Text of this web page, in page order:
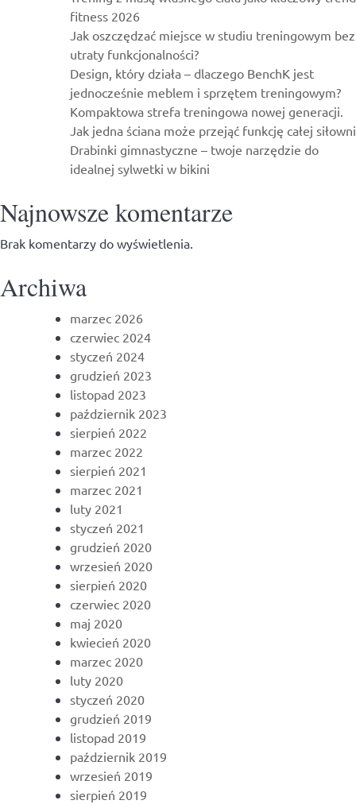
fitness 2026
Jak oszczędzać miejsce w studiu treningowym bez
utraty funkcjonalności?
Design, który działa – dlaczego BenchK jest
jednocześnie meblem i sprzętem treningowym?
Kompaktowa strefa treningowa nowej generacji.
Jak jedna ściana może przejąć funkcję całej siłowni
Drabinki gimnastyczne – twoje narzędzie do
idealnej sylwetki w bikini
Najnowsze komentarze
Brak komentarzy do wyświetlenia.
Archiwa
marzec 2026
czerwiec 2024
styczeń 2024
grudzień 2023
listopad 2023
październik 2023
sierpień 2022
marzec 2022
sierpień 2021
marzec 2021
luty 2021
styczeń 2021
grudzień 2020
wrzesień 2020
sierpień 2020
czerwiec 2020
maj 2020
kwiecień 2020
marzec 2020
luty 2020
styczeń 2020
grudzień 2019
listopad 2019
październik 2019
wrzesień 2019
sierpień 2019